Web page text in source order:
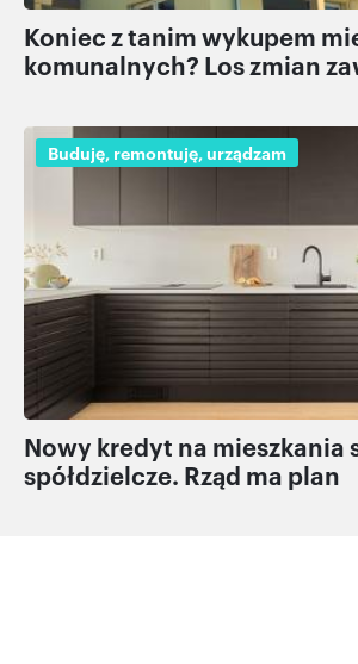
Koniec z tanim wykupem
komunalnych? Los zmian
Buduję, remontuję, urządzam
Nowy kredyt na mieszkania
spółdzielcze. Rząd ma plan